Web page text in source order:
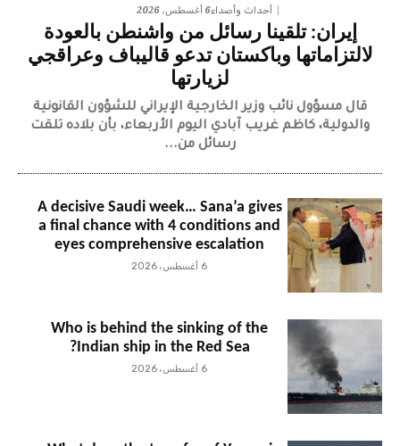
أحداث وأصداء6 أغسطس، 2026
إيران: تلقينا رسائل من واشنطن بالعودة
لالتزاماتها وباكستان تدعو قاليباف وعراقجي
لزيارتها
قال مسؤول نائب وزير الخارجية الإيراني للشؤون القانونية
والدولية، كاظم غريب آبادي اليوم الأربعاء، بأن بلاده تلقت
رسائل من...
A decisive Saudi week… Sana’a gives
a final chance with 4 conditions and
eyes comprehensive escalation
6 أغسطس، 2026
Who is behind the sinking of the
Indian ship in the Red Sea?
6 أغسطس، 2026